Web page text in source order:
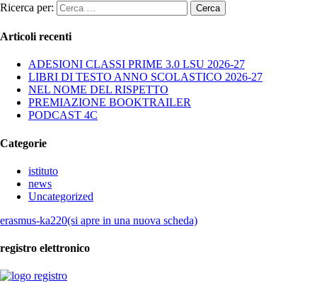
Ricerca per:
Articoli recenti
ADESIONI CLASSI PRIME 3.0 LSU 2026-27
LIBRI DI TESTO ANNO SCOLASTICO 2026-27
NEL NOME DEL RISPETTO
PREMIAZIONE BOOKTRAILER
PODCAST 4C
Categorie
istituto
news
Uncategorized
erasmus-ka220(si apre in una nuova scheda)
registro elettronico